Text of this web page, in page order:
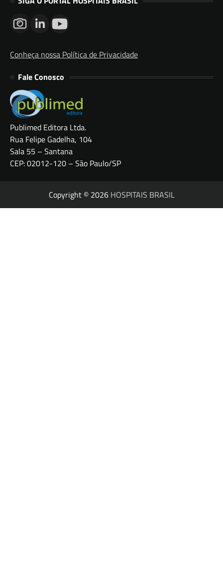
Conheça nossa Política de Privacidade
Fale Conosco
Publimed Editora Ltda.
Rua Felipe Gadelha, 104
Sala 55 – Santana
CEP: 02012-120 – São Paulo/SP
Copyright © 2026 HOSPITAIS BRASIL